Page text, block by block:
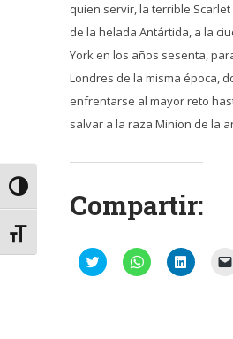
Alternar alto contraste
Alternar tamaño de letra
quien servir, la terrible
de la helada Antártida, a la
York en los años sesenta,
Londres de la misma época,
enfrentarse al mayor reto
salvar a la raza Minion de la
Compartir:
Haz
clic
Twitter
Haz
clic
WhatsApp
Haz
clic
LinkedIn